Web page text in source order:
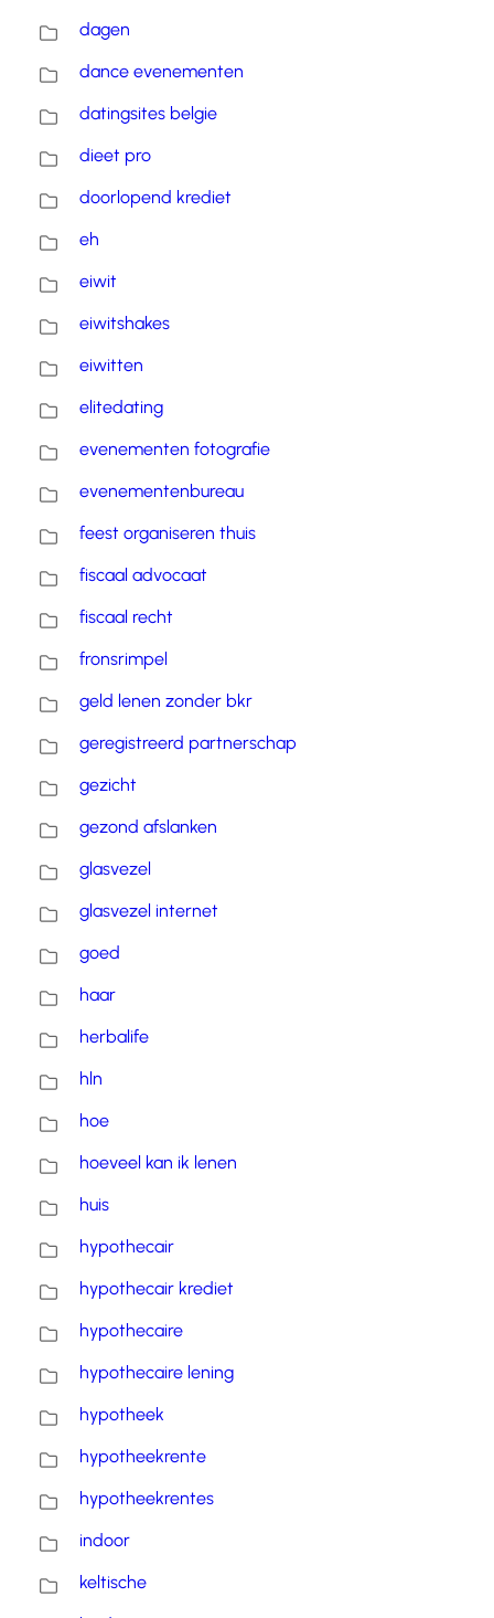
dagen
dance evenementen
datingsites belgie
dieet pro
doorlopend krediet
eh
eiwit
eiwitshakes
eiwitten
elitedating
evenementen fotografie
evenementenbureau
feest organiseren thuis
fiscaal advocaat
fiscaal recht
fronsrimpel
geld lenen zonder bkr
geregistreerd partnerschap
gezicht
gezond afslanken
glasvezel
glasvezel internet
goed
haar
herbalife
hln
hoe
hoeveel kan ik lenen
huis
hypothecair
hypothecair krediet
hypothecaire
hypothecaire lening
hypotheek
hypotheekrente
hypotheekrentes
indoor
keltische